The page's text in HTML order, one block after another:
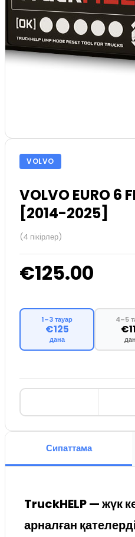
VOLVO
VOLVO EURO 6
[2014-2025]
(4 пікірлер)
€125.00
1–3 тауар
€125
дана
4–5
Сипаттама
TruckHELP — жүк
арналған